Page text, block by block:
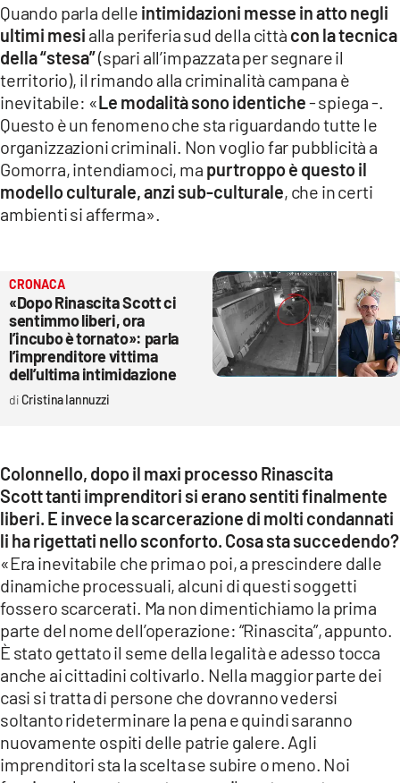
Quando parla delle intimidazioni messe in atto negli
ultimi mesi alla periferia sud della città con la tecnica
della “stesa”(spari all’impazzata per segnare il
territorio), il rimando alla criminalità campana è
inevitabile: «Le modalità sono identiche- spiega -.
Questo è un fenomeno che sta riguardando tutte le
organizzazioni criminali. Non voglio far pubblicità a
Gomorra, intendiamoci, ma purtroppo è questo il
modello culturale, anzi sub-culturale, che in certi
ambienti si afferma».
CRONACA
«Dopo Rinascita Scott ci
sentimmo liberi, ora
l’incubo è tornato»: parla
l’imprenditore vittima
dell’ultima intimidazione
Cristina Iannuzzi
Colonnello, dopo il maxi processo Rinascita
Scott tanti imprenditori si erano sentiti finalmente
liberi. E invece la scarcerazione di molti condannati
li ha rigettati nello sconforto. Cosa sta succedendo?
«Era inevitabile che prima o poi, a prescindere dalle
dinamiche processuali, alcuni di questi soggetti
fossero scarcerati. Ma non dimentichiamo la prima
parte del nome dell’operazione: “Rinascita”, appunto.
È stato gettato il seme della legalità e adesso tocca
anche ai cittadini coltivarlo. Nella maggior parte dei
casi si tratta di persone che dovranno vedersi
soltanto rideterminare la pena e quindi saranno
nuovamente ospiti delle patrie galere. Agli
imprenditori sta la scelta se subire o meno. Noi